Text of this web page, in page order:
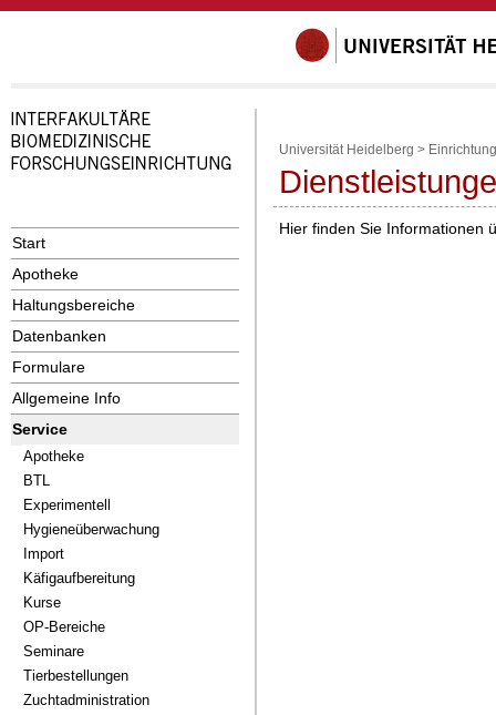
Start
Apotheke
Haltungsbereiche
Datenbanken
Formulare
Allgemeine Info
Service
Apotheke
BTL
Experimentell
Hygieneüberwachung
Import
Käfigaufbereitung
Kurse
OP-Bereiche
Seminare
Tierbestellungen
Zuchtadministration
Universität Heidelberg >
Hier finden Sie Informationen